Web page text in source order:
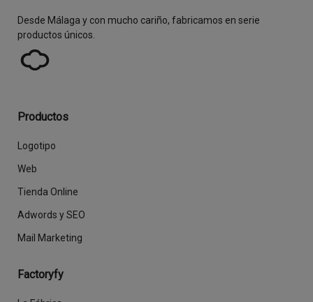
Desde Málaga y con mucho cariño, fabricamos en serie
productos únicos.
Productos
Logotipo
Web
Tienda Online
Adwords y SEO
Mail Marketing
Factoryfy